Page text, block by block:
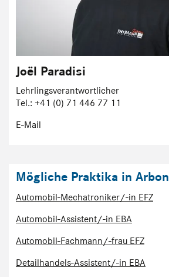
Joël Paradisi
Lehrlingsverantwortlicher
Tel.: +41 (0) 71 446 77 11
E-Mail
Mögliche Praktika in Arbon
Automobil-Mechatroniker/-in EFZ
Automobil-Assistent/-in EBA
Automobil-Fachmann/-frau EFZ
Detailhandels-Assistent/-in EBA